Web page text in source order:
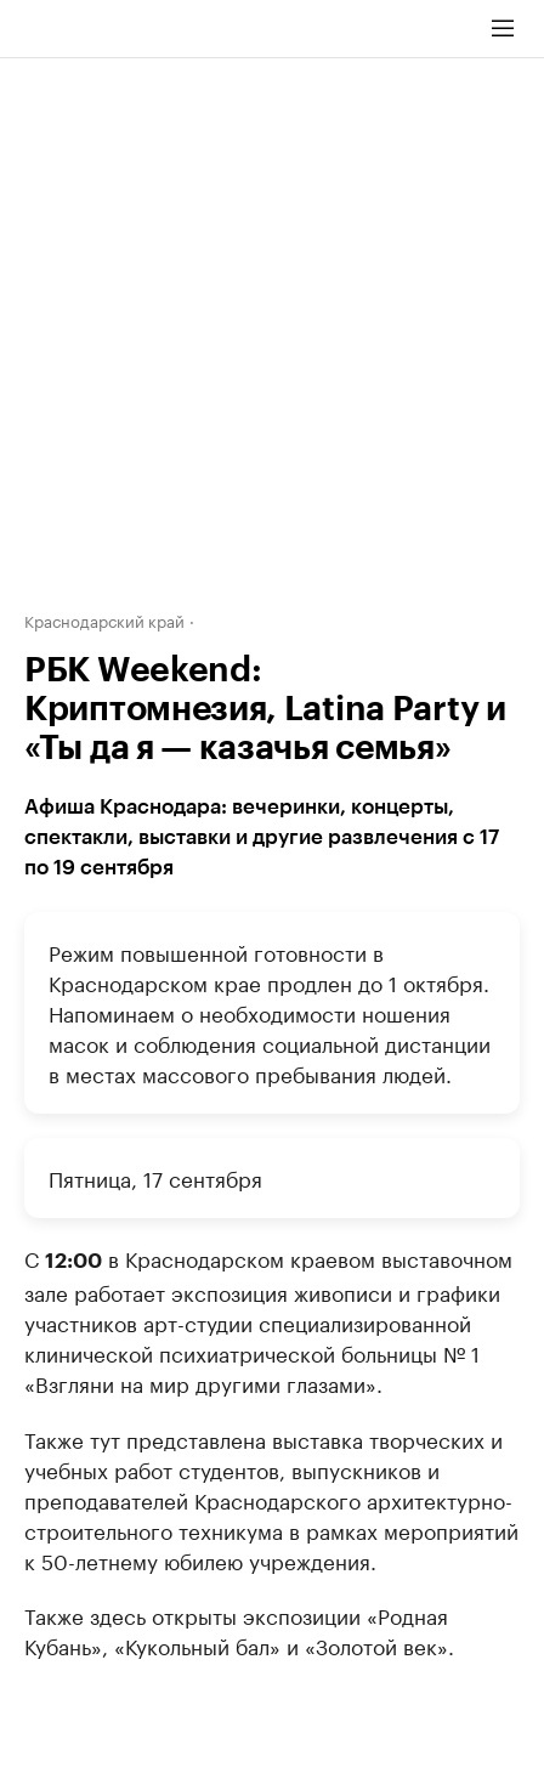
Краснодарский край
РБК Weekend:
Криптомнезия, Latina Party и
«Ты да я — казачья семья»
Афиша Краснодара: вечеринки, концерты,
спектакли, выставки и другие развлечения с 17
по 19 сентября
Режим повышенной готовности в
Краснодарском крае продлен до 1 октября.
Напоминаем о необходимости ношения
масок и соблюдения социальной дистанции
в местах массового пребывания людей.
Пятница, 17 сентября
С 12:00 в Краснодарском краевом выставочном
зале работает экспозиция живописи и графики
участников арт-студии специализированной
клинической психиатрической больницы № 1
«Взгляни на мир другими глазами».
Также тут представлена выставка творческих и
учебных работ студентов, выпускников и
преподавателей Краснодарского архитектурно-
строительного техникума в рамках мероприятий
к 50-летнему юбилею учреждения.
Также здесь открыты экспозиции «Родная
Кубань», «Кукольный бал» и «Золотой век».